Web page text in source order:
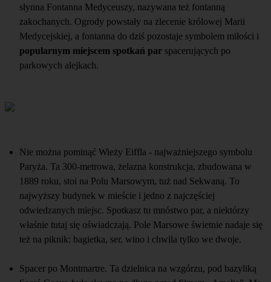
słynna Fontanna Medyceuszy, nazywana też fontanną
zakochanych. Ogrody powstały na zlecenie królowej Marii
Medycejskiej, a fontanna do dziś pozostaje symbolem miłości i
popularnym miejscem spotkań par spacerujących po
parkowych alejkach.
Nie można pominąć Wieży Eiffla - najważniejszego symbolu
Paryża. Ta 300-metrowa, żelazna konstrukcja, zbudowana w
1889 roku, stoi na Polu Marsowym, tuż nad Sekwaną. To
najwyższy budynek w mieście i jedno z najczęściej
odwiedzanych miejsc. Spotkasz tu mnóstwo par, a niektórzy
właśnie tutaj się oświadczają. Pole Marsowe świetnie nadaje się
też na piknik: bagietka, ser, wino i chwila tylko we dwoje.
Spacer po Montmartre. Ta dzielnica na wzgórzu, pod bazyliką